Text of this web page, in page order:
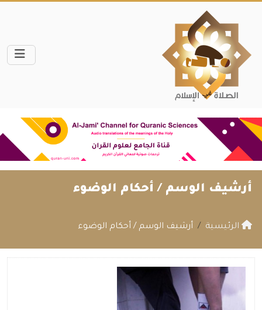
أرشيف الوسم / أحكام الوضوء
الرئيسية أرشيف الوسم / أحكام الوضوء